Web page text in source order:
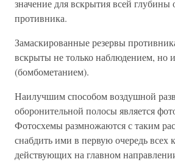
значение для вскрытия всей
противника.
Замаскированные резервы
вскрыты не только наблюдением, но
(бомбометанием).
Наилучшим способом воздушной
оборонительной полосы является
Фотосхемы размножаются с таким
снабдить ими в первую очередь всех
действующих на главном